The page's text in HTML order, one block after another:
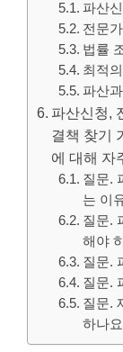
파산
전문
법률
최적
파산
파산신청,
결책 찾기
에 대해 자
질문.
는 이
질문.
해야
질문.
질문.
질문.
하나